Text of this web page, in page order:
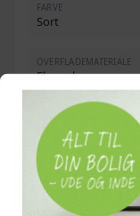
FARVE
Sort
OVERFLADEMATERIALE
Flannel
KONSTRUKTION
MDF
MÅL
23 × 11,5 × 30 cm (B